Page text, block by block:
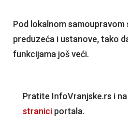
Pod lokalnom samoupravom
preduzeća i ustanove, tako
funkcijama još veći.
Pratite InfoVranjske.rs i na
straniciportala.